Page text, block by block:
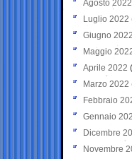
Agosto 2022
Luglio 2022
Giugno 2022
Maggio
Aprile 2022
Marzo 2022
Febbraio
Gennaio
Dicembre
Novembre